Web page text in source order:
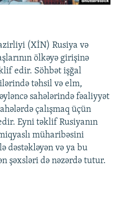
(XİN) Rusiya və
ölkəyə girişinə
edir. Söhbət işğal
təhsil və elm,
sahələrində fəaliyyət
çalışmaq üçün
Eyni təklif Rusiyanın
müharibəsini
dəstəkləyən və ya bu
şəxsləri də nəzərdə tutur.